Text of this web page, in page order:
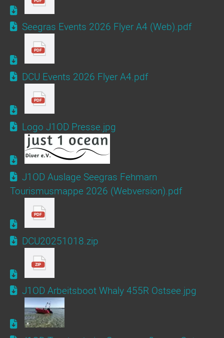
Seegras Events 2026 Flyer A4 (Web).pdf
DCU Events 2026 Flyer A4.pdf
Logo J1OD Presse.jpg
J1OD Auslage Seegras Fehmarn
Tourismusmappe 2026 (Webversion).pdf
DCU20251018.zip
J1OD Arbeitsboot Whaly 455R Ostsee.jpg